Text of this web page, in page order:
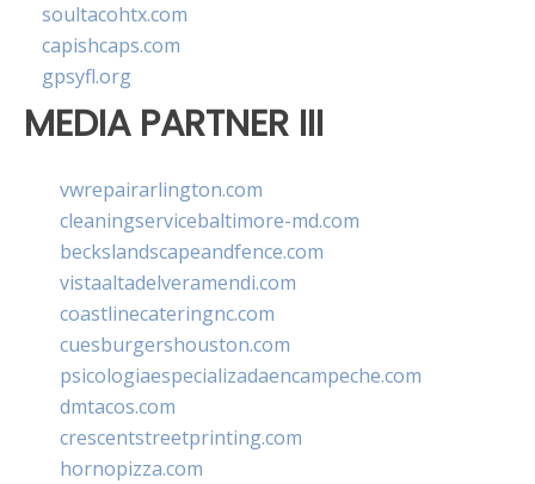
soultacohtx.com
capishcaps.com
gpsyfl.org
MEDIA PARTNER III
vwrepairarlington.com
cleaningservicebaltimore-md.com
beckslandscapeandfence.com
vistaaltadelveramendi.com
coastlinecateringnc.com
cuesburgershouston.com
psicologiaespecializadaencampeche.com
dmtacos.com
crescentstreetprinting.com
hornopizza.com